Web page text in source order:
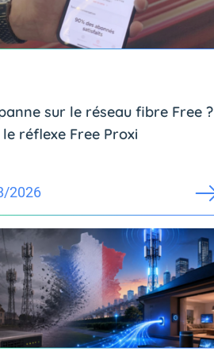
sur le réseau fibre Free ?
le réflexe Free Proxi
2026